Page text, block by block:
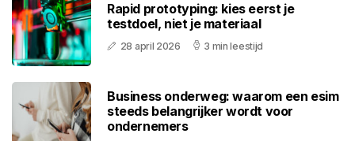
Rapid prototyping: kies eerst je
testdoel, niet je materiaal
28 april 2026 3 min leestijd
Business onderweg: waarom een esim
steeds belangrijker wordt voor
ondernemers